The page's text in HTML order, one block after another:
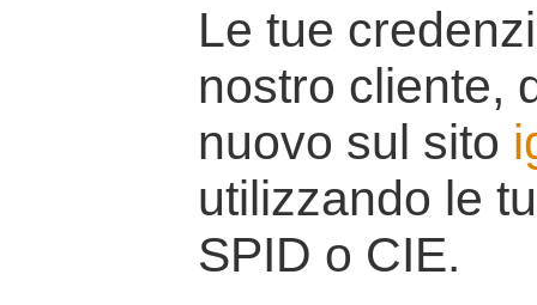
Le tue
nostro cliente,
nuovo sul sito
utilizzando le
SPID o CIE.